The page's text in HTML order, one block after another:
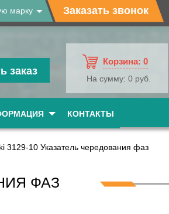
марку Заказать звонок
заказ
Корзина: 0
На сумму: 0 руб.
КОНТАКТЫ
3129-10 Указатель чередования фаз
ФАЗ